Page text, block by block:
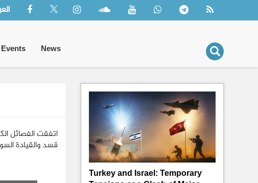
Events News
اتفقت الفصائل
قسد والقيادة
Turkey and Israel: Temporary